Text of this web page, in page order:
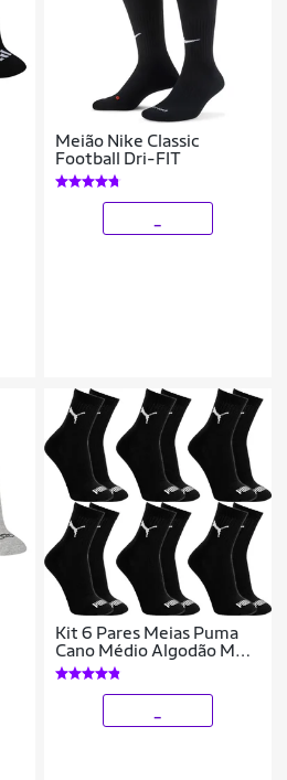
Meião Nike Classic
Football Dri-FIT
Kit 6 Pares Meias Puma
Cano Médio Algodão Meia
Atoalhada Adulto
Masculino Feminino
Original